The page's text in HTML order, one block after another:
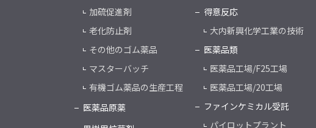
加硫促進剤
老化防止剤
その他のゴム薬品
マスターバッチ
有機ゴム薬品の生産工程
医薬品原薬
得意反応
大内新興化学工業の技術
医薬品類
医薬品工場/F25工場
医薬品工場/20工場
ファインケミカル受託
パイロットプラント